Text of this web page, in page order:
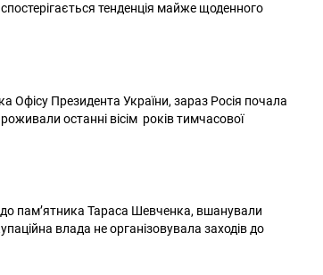
тенденція майже щоденного
Офісу Президента України, зараз Росія почала
останні вісім років тимчасової
до пам’ятника Тараса Шевченка, вшанували
влада не організовувала заходів до